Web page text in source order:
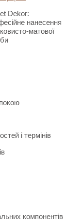
Dekor:
нанесення
матової
і термінів
компонентів